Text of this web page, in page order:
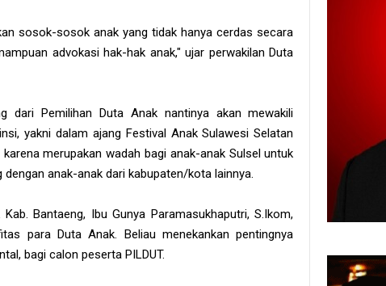
sosok-sosok anak yang tidak hanya cerdas secara
advokasi hak-hak anak," ujar perwakilan Duta
dari Pemilihan Duta Anak nantinya akan mewakili
yakni dalam ajang Festival Anak Sulawesi Selatan
merupakan wadah bagi anak-anak Sulsel untuk
anak-anak dari kabupaten/kota lainnya.
Bantaeng, Ibu Gunya Paramasukhaputri, S.Ikom,
para Duta Anak. Beliau menekankan pentingnya
bagi calon peserta PILDUT.